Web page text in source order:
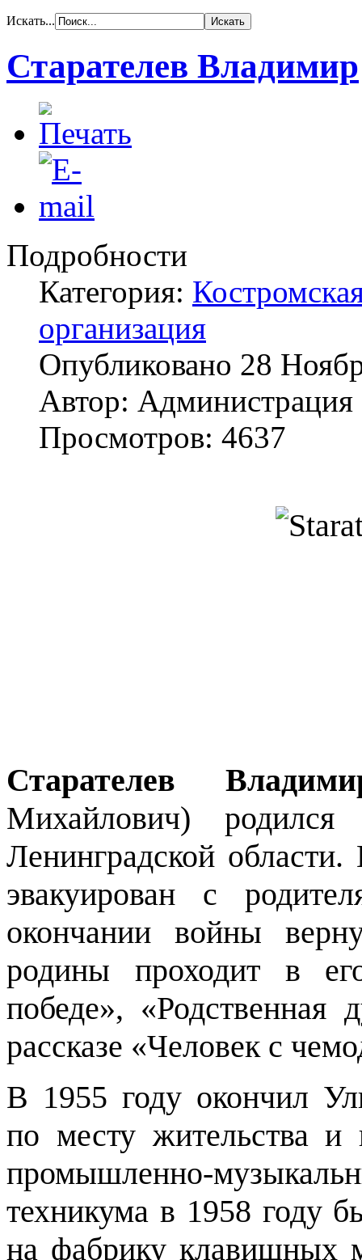
Искать...
Старателев Владимир
Подробности
Категория:
организация
Опубликовано 28
Автор: Администрация
Просмотров: 4637
Старателев
Михайлович)
Ленинградской
эвакуирован с
окончании войны
родины проходит в
победе»,
рассказе «Человек с
В 1955 году окончил
по месту жительства и
промышленно-
техникума в 1958 году
на фабрику клавишных